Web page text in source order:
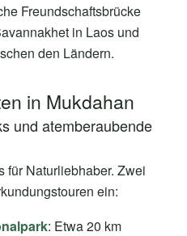
Freundschaftsbrücke
in Laos und
den Ländern.
in Mukdahan
und atemberaubende
für Naturliebhaber. Zwei
ein:
: Etwa 20 km